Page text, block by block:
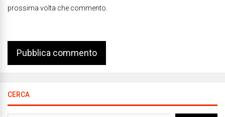
prossima volta che commento.
CERCA